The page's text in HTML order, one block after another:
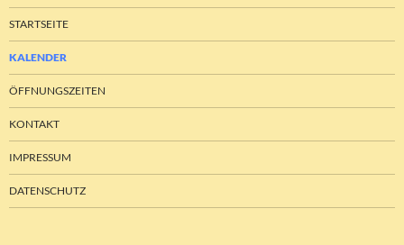
STARTSEITE
KALENDER
ÖFFNUNGSZEITEN
KONTAKT
IMPRESSUM
DATENSCHUTZ